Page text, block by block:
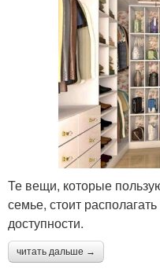
Те вещи, которые
семье, стоит
доступности.
читать дальше →